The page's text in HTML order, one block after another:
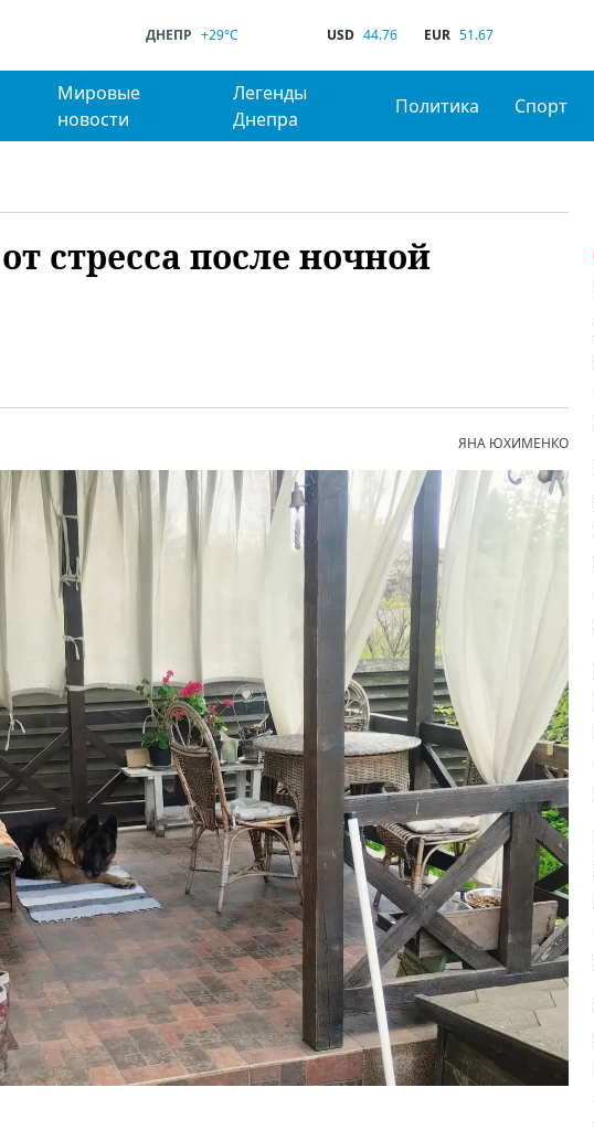
ДНЕПР +29°C USD 44.76 EUR 51.67
Мировые
новости
Легенды
Днепра
Политика Спорт
стресса после ночной
ЯНА ЮХИМЕНКО